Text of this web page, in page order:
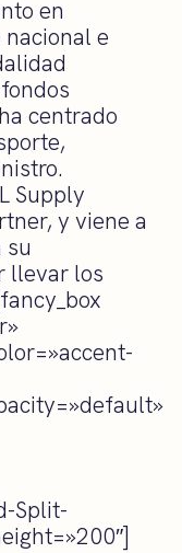
en
e
centrado
Supply
y viene a
su
llevar los
Split-